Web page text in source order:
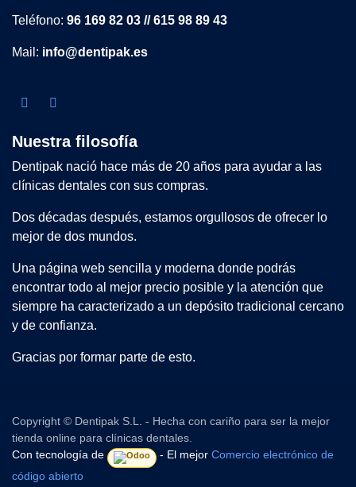
Teléfono: 96 169 82 03 // 615 98 89 43
Mail: info@dentipak.es
Nuestra filosofía
Dentipak nació hace más de 20 años para ayudar a las
clínicas dentales con sus compras.
Dos décadas después, estamos orgullosos de ofrecer lo
mejor de dos mundos.
Una página web sencilla y moderna donde podrás
encontrar todo al mejor precio posible y la atención que
siempre ha caracterizado a un depósito tradicional cercano
y de confianza.
Gracias por formar parte de esto.
Copyright © Dentipak S.L. - Hecha con cariño para ser la mejor
tienda online para clínicas dentales.
Con tecnología de
- El mejor Comercio electrónico de
código abierto